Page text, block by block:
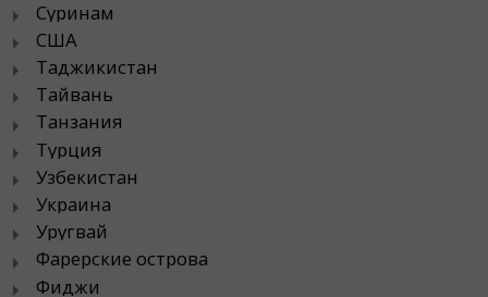
Суринам
США
Таджикистан
Тайвань
Танзания
Турция
Узбекистан
Украина
Уругвай
Фарерские острова
Фиджи